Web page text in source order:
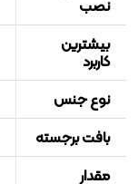
نصب
بیشترین
کاربرد
نوع جنس
بافت برجسته
مقدار